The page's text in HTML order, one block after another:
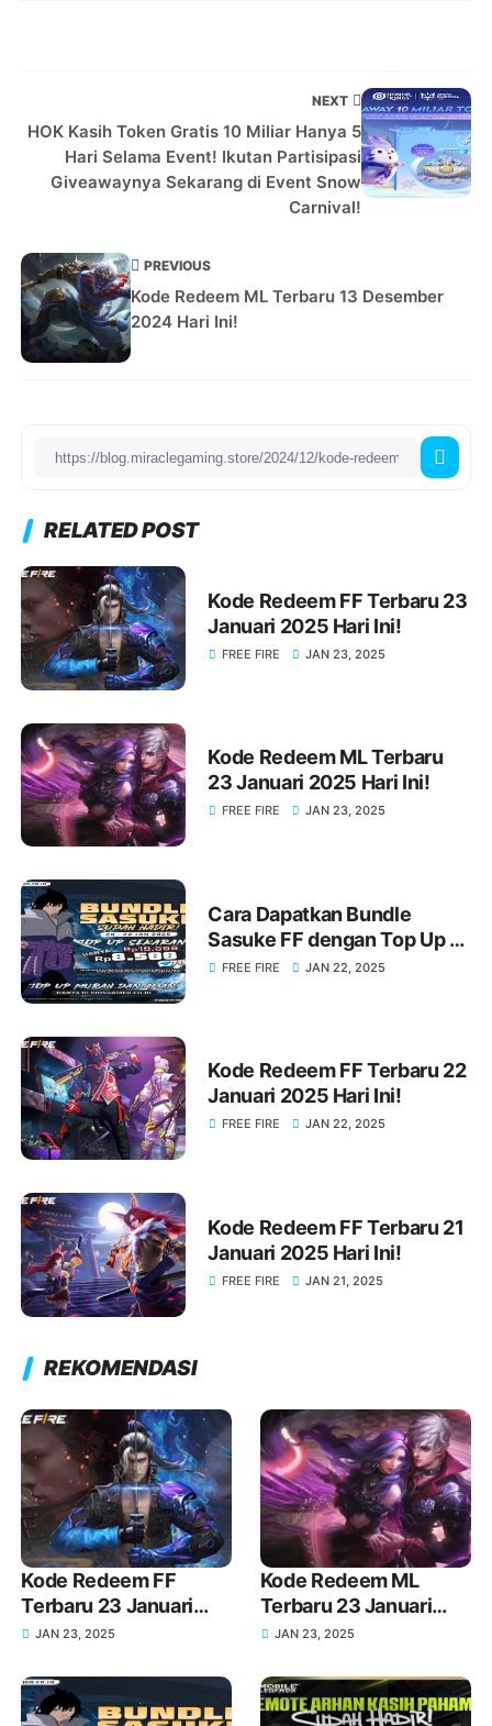
NEXT
HOK Kasih Token Gratis 10 Miliar Hanya 5
Hari Selama Event! Ikutan Partisipasi
Giveawaynya Sekarang di Event Snow
Carnival!
PREVIOUS
Kode Redeem ML Terbaru 13 Desember
2024 Hari Ini!
RELATED POST
Kode Redeem FF Terbaru 23
Januari 2025 Hari Ini!
FREE FIRE JAN 23, 2025
Kode Redeem ML Terbaru
23 Januari 2025 Hari Ini!
FREE FIRE JAN 23, 2025
Cara Dapatkan Bundle
Sasuke FF dengan Top Up di
KIOSGAMER Sekarang Juga!
FREE FIRE JAN 22, 2025
Kode Redeem FF Terbaru 22
Januari 2025 Hari Ini!
FREE FIRE JAN 22, 2025
Kode Redeem FF Terbaru 21
Januari 2025 Hari Ini!
FREE FIRE JAN 21, 2025
REKOMENDASI
Kode Redeem FF
Terbaru 23 Januari
2025 Hari Ini!
JAN 23, 2025
Kode Redeem ML
Terbaru 23 Januari
2025 Hari Ini!
JAN 23, 2025